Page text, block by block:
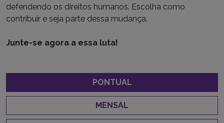
defendendo os direitos humanos. Escolha como
contribuir e seja parte dessa mudança.
Junte-se agora a essa luta!
PONTUAL
MENSAL